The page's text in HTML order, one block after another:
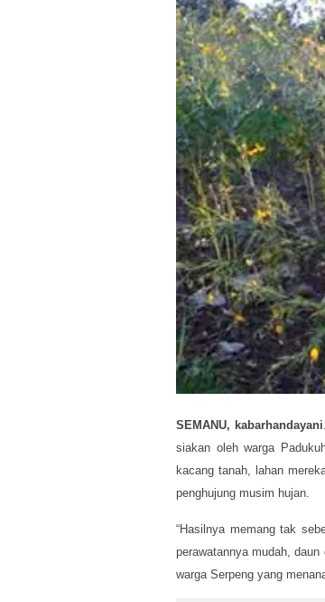
SEMANU, kabarhandayani
siakan oleh warga
kacang tanah, lahan
penghujung musim hujan.
“Hasilnya memang tak
perawatannya mudah,
warga Serpeng yang